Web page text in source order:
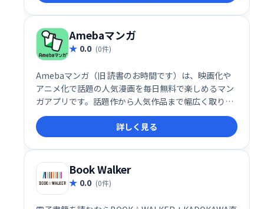
Amebaマンガ
0.0 (0件)
Amebaマンガ（旧 読書のお時間です）は、映画化や
アニメ化で話題の人気漫画を毎日無料で楽しめるマン
ガアプリです。話題作から人気作品まで幅広く取り揃
え、気軽に漫画を楽しみたい方におすすめです。
詳しく見る
Book Walker
0.0 (0件)